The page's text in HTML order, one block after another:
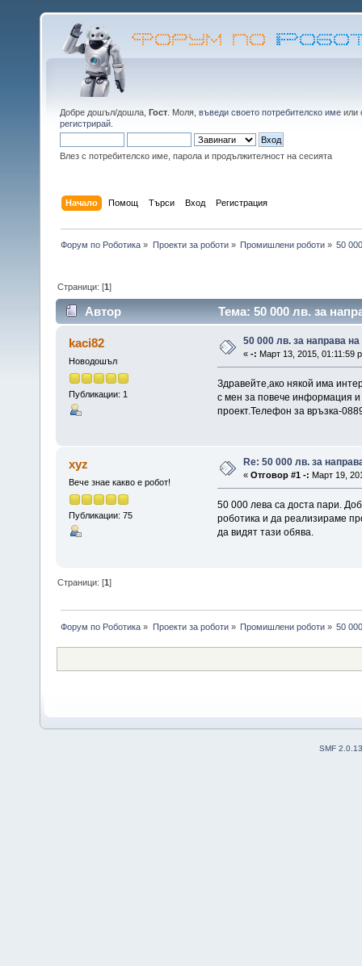
Добре дошъл/дошла, Гост . Моля, въведи своето потребителско име или
регистрирай
Влез с потребителско име, парола и продължителност на сесията
Начало Помощ Търси Вход Регистрация
Форум по Роботика » Проекти за роботи» Промишлени роботи» 50
Страници: [1]
Автор Тема: 50 000 лв. за
kaci82
Новодошъл
Публикации: 1
50 000 лв. за направа
« -: Март 13, 2015, 01:11:59
Здравейте,ако някой има
с мен за повече информация
проект.Телефон за връзка-
xyz
Вече знае какво е робот!
Публикации: 75
Re: 50 000 лв. за
« Отговор #1 -: Март 19,
50 000 лева са доста пари.
роботика и да реализираме
да видят тази обява.
Страници: [1]
Форум по Роботика » Проекти за роботи» Промишлени роботи» 50
SMF 2.0.13